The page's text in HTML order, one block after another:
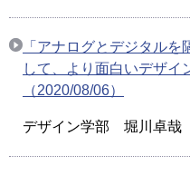
「アナログとデジタルを
して、より面白いデザイ
（2020/08/06）
デザイン学部 堀川卓